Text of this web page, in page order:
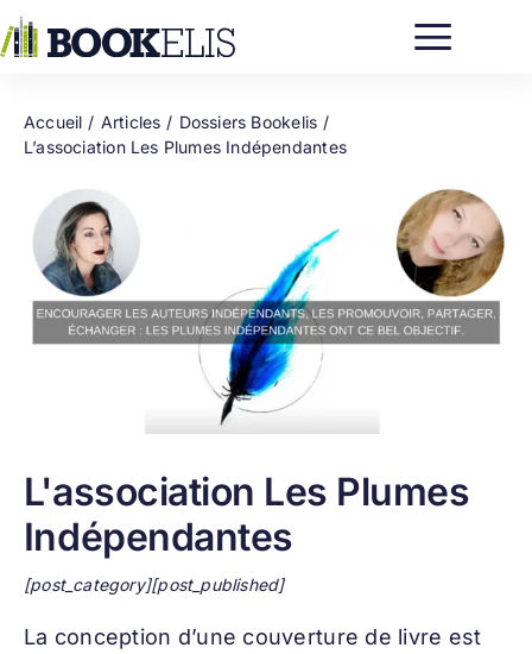
au
contenu
Accueil Articles
Dossiers Bookelis
L’association Les Plumes Indépendantes
L'association Les Plumes
Indépendantes
[post_category][post_published]
La conception d’une couverture de livre est